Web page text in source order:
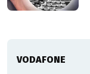
VODAFONE